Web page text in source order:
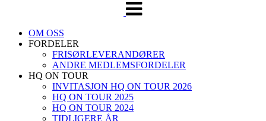
OM OSS
FORDELER
FRISØRLEVERANDØRER
ANDRE MEDLEMSFORDELER
HQ ON TOUR
INVITASJON HQ ON TOUR 2026
HQ ON TOUR 2025
HQ ON TOUR 2024
TIDLIGERE ÅR